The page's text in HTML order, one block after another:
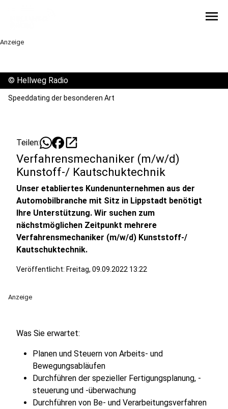
menu
Anzeige
© Hellweg Radio
Speeddating der besonderen Art
Teilen: open_in_new
Verfahrensmechaniker (m/w/d)
Kunstoff-/ Kautschuktechnik
Unser etabliertes Kundenunternehmen aus der
Automobilbranche mit Sitz in Lippstadt benötigt
Ihre Unterstützung. Wir suchen zum
nächstmöglichen Zeitpunkt mehrere
Verfahrensmechaniker (m/w/d) Kunststoff-/
Kautschuktechnik.
Veröffentlicht: Freitag, 09.09.2022 13:22
Anzeige
Was Sie erwartet:
Planen und Steuern von Arbeits- und
Bewegungsabläufen
Durchführen der spezieller Fertigungsplanung, -
steuerung und -überwachung
Durchführen von Be- und Verarbeitungsverfahren